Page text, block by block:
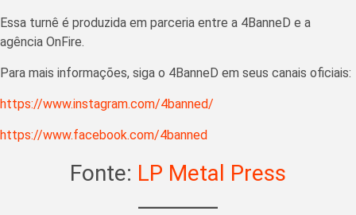
Essa turnê é produzida em parceria entre a 4BanneD e a
agência OnFire.
Para mais informações, siga o 4BanneD em seus canais oficiais:
https://www.instagram.com/4banned/
https://www.facebook.com/4banned
Fonte: LP Metal Press